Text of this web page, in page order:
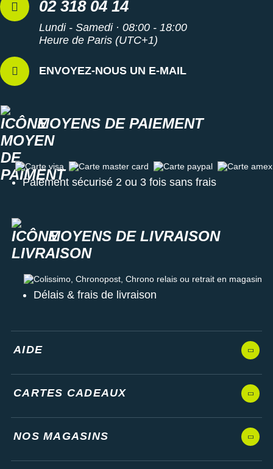
02 318 04 14
Lundi - Samedi · 08:00 - 18:00
Heure de Paris (UTC+1)
ENVOYEZ-NOUS UN E-MAIL
MOYENS DE PAIEMENT
Carte visa Carte master card Carte paypal Carte amex
Paiement sécurisé 2 ou 3 fois sans frais
MOYENS DE LIVRAISON
Colissimo, Chronopost, Chrono relais ou retrait en magasin
Délais & frais de livraison
AIDE
CARTES CADEAUX
NOS MAGASINS